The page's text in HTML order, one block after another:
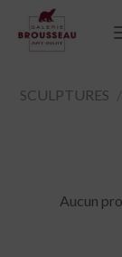
Passer
contenu
SCULPTURES
Aucun